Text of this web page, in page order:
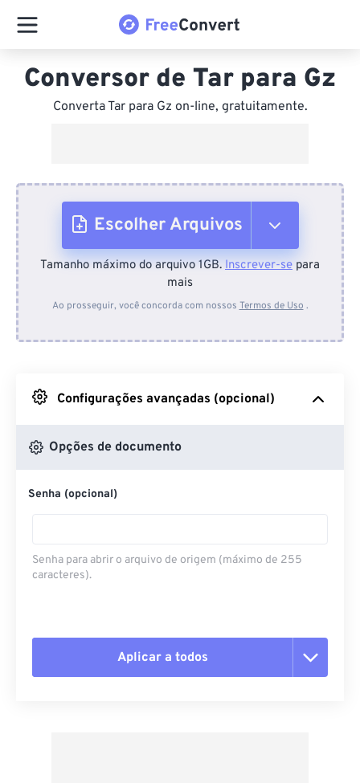
Conversor de Tar para Gz
Converta Tar para Gz on-line, gratuitamente.
Escolher Arquivos
Do dispositivo
Do Google Drive
Do OneDrive
Da URL
Tamanho máximo do arquivo 1GB. Inscrever-se para
mais
Ao prosseguir, você concorda com nossos Termos de Uso .
Configurações avançadas (opcional)
Opções de documento
Senha (opcional)
Senha para abrir o arquivo de origem (máximo de 255
caracteres).
Aplicar a todos